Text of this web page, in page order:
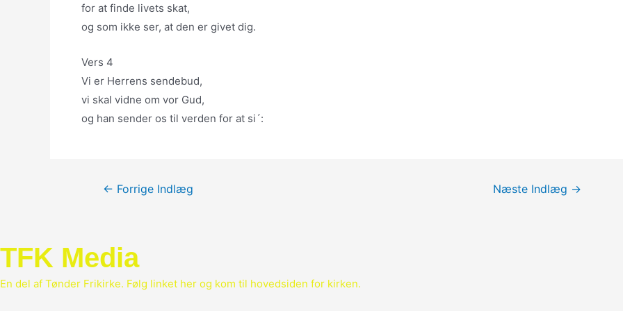
for at finde livets skat,
og som ikke ser, at den er givet dig.
Vers 4
Vi er Herrens sendebud,
vi skal vidne om vor Gud,
og han sender os til verden for at si´:
Indlægsnavigation
← Forrige Indlæg Næste Indlæg →
TFK Media
En del af Tønder Frikirke. Følg linket her og kom til hovedsiden for kirken.